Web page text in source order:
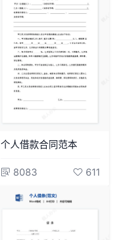
个人借款合同范本
8083 611